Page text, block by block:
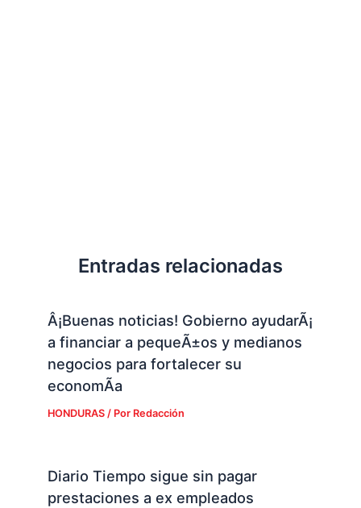
Entradas relacionadas
Â¡Buenas noticias! Gobierno ayudarÃ¡
a financiar a pequeÃ±os y medianos
negocios para fortalecer su
economÃ­a
HONDURAS/ Por Redacción
Diario Tiempo sigue sin pagar
prestaciones a ex empleados